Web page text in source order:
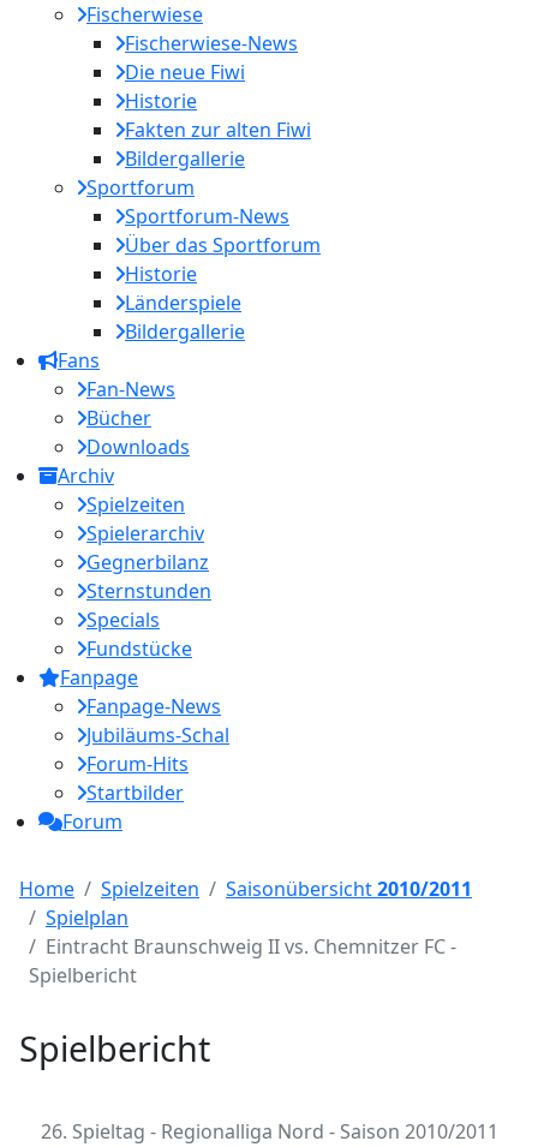
Fischerwiese
Fischerwiese-News
Die neue Fiwi
Historie
Fakten zur alten Fiwi
Bildergallerie
Sportforum
Sportforum-News
Über das Sportforum
Historie
Länderspiele
Bildergallerie
Fans
Fan-News
Bücher
Downloads
Archiv
Spielzeiten
Spielerarchiv
Gegnerbilanz
Sternstunden
Specials
Fundstücke
Fanpage
Fanpage-News
Jubiläums-Schal
Forum-Hits
Startbilder
Forum
Home Spielzeiten Saisonübersicht2010/2011
Spielplan
Eintracht Braunschweig II vs. Chemnitzer FC -
Spielbericht
Spielbericht
26. Spieltag - Regionalliga Nord - Saison 2010/2011